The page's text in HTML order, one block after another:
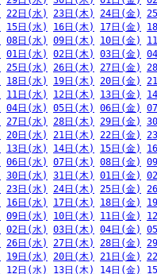
22日(水) 23日(木) 24日(金)
15日(水) 16日(木) 17日(金)
08日(水) 09日(木) 10日(金)
01日(水) 02日(木) 03日(金)
25日(水) 26日(木) 27日(金)
18日(水) 19日(木) 20日(金)
11日(水) 12日(木) 13日(金)
04日(水) 05日(木) 06日(金)
27日(水) 28日(木) 29日(金)
20日(水) 21日(木) 22日(金)
13日(水) 14日(木) 15日(金)
06日(水) 07日(木) 08日(金)
30日(水) 31日(木) 01日(金)
23日(水) 24日(木) 25日(金)
16日(水) 17日(木) 18日(金)
09日(水) 10日(木) 11日(金)
02日(水) 03日(木) 04日(金)
26日(水) 27日(木) 28日(金)
19日(水) 20日(木) 21日(金)
12日(水) 13日(木) 14日(金)